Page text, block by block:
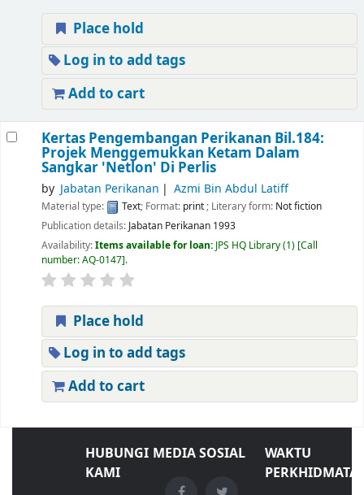
Place hold
Log in to add tags
Add to cart
Kertas Pengembangan Perikanan Bil.184:
Projek Menggemukkan Ketam Dalam
Sangkar 'Netlon' Di Perlis
by Jabatan Perikanan Azmi Bin Abdul Latiff
Material type: Text; Format: print; Literary form: Not fiction
Publication details: Jabatan Perikanan 1993
Availability:Items available for loan: JPS HQ Library(1) Call
number:AQ-0147 .
Place hold
Log in to add tags
Add to cart
HUBUNGI
KAMI
MEDIA SOSIAL
WAKTU